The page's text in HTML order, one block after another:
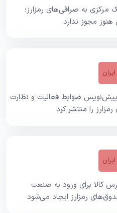
مرکزی به صرافی‌های رمزارز؛
مجوز ندارد
ضوابط فعالیت و نظارت
را منتشر کرد
کالا برای ورود به صنعت
رمزارز ایجاد می‌شود